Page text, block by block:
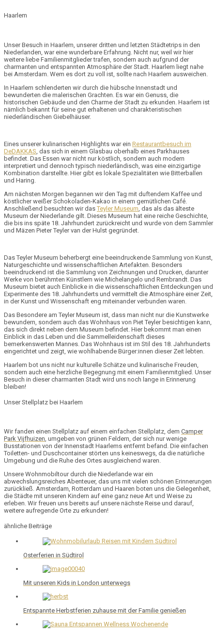
Haarlem
Unser Besuch in Haarlem, unserer dritten und letzten Städtetrips in den
Niederlanden, war eine wunderbare Erfahrung. Nicht nur, weil wir hier
weitere liebe Familienmitglieder trafen, sondern auch aufgrund der
charmanten und entspannten Atmosphäre der Stadt. Haarlem liegt nahe
bei Amsterdam. Wem es dort zu voll ist, sollte nach Haarlem ausweichen.
In Haarlem schlenderten wir durch die hübsche Innenstadt und
bewunderten die malerischen Grachten. Es war ein Genuss, die
historischen Gebäude und den Charme der Stadt zu erkunden. Haarlem ist
nämlich bekannt für seine gut erhaltenen und charakteristischen
niederländischen Giebelhäuser.
Eines unserer kulinarischen Highlights war ein Restaurantbesuch im
DeDAKKAS, das sich in einem Glasbau oberhalb eines Parkhauses
befindet. Das Essen war nicht nur köstlich, sondern auch modern
interpretiert und dennoch typisch niederländisch, was eine einzigartige
Kombination darstellte. Hier gibt es lokale Spezialitäten wie Bitterballen
und Haring.
Am nächsten Morgen begannen wir den Tag mit duftendem Kaffee und
köstlicher weißer Schokoladen-Kakao in einem gemütlichen Café.
Anschließend besuchten wir das Teyler Museum, das als das älteste
Museum der Niederlande gilt. Dieses Museum hat eine reiche Geschichte,
die bis ins späte 18. Jahrhundert zurückreicht und wurde von dem Sammler
und Mäzen Pieter Teyler van der Hulst gegründet.
Das Teyler Museum beherbergt eine beeindruckende Sammlung von Kunst,
Naturgeschichte und wissenschaftlichen Artefakten. Besonders
beeindruckend ist die Sammlung von Zeichnungen und Drucken, darunter
Werke von berühmten Künstlern wie Michelangelo und Rembrandt. Das
Museum bietet auch Einblicke in die wissenschaftlichen Entdeckungen und
Experimente des 18. Jahrhunderts und vermittelt die Atmosphäre einer Zeit,
in der Kunst und Wissenschaft eng miteinander verbunden waren.
Das Besondere am Teyler Museum ist, dass man nicht nur die Kunstwerke
bewundern, sondern auch das Wohnhaus von Piet Teyler besichtigen kann,
das sich direkt neben dem Museum befindet. Hier bekommt man einen
Einblick in das Leben und die Sammelleidenschaft dieses
bemerkenswerten Mannes. Das Wohnhaus ist im Stil des 18. Jahrhunderts
eingerichtet und zeigt, wie wohlhabende Bürger:innen dieser Zeit lebten.
Haarlem bot uns nicht nur kulturelle Schätze und kulinarische Freuden,
sondern auch eine herzliche Begegnung mit einem Familienmitglied. Unser
Besuch in dieser charmanten Stadt wird uns noch lange in Erinnerung
bleiben!
Unser Stellplatz bei Haarlem
Wir fanden einen Stellplatz auf einem einfachen Stellplatz, dem Camper
Park Vijfhuizen , umgeben von grünen Feldern, der sich nur wenige
Busstationen von der Innenstadt Haarlems entfernt befand. Die einfachen
Toiletten- und Duschcontainer störten uns keineswegs, da die natürliche
Umgebung und die Ruhe des Ortes ausgleichend waren.
Unsere Wohnmobiltour durch die Niederlande war ein
abwechslungsreiches Abenteuer, das uns mit vielen schönen Erinnerungen
zurückließ. Amsterdam, Rotterdam und Haaren boten uns die Gelegenheit,
die Städte mit unseren Kindern auf eine ganz neue Art und Weise zu
erleben. Wir freuen uns bereits auf unsere nächste Reise und darauf,
weitere aufregende Orte zu erkunden!
ähnliche Beiträge
Osterferien in Südtirol
Mit unseren Kids in London unterwegs
Entspannte Herbstferien zuhause mit der Familie genießen